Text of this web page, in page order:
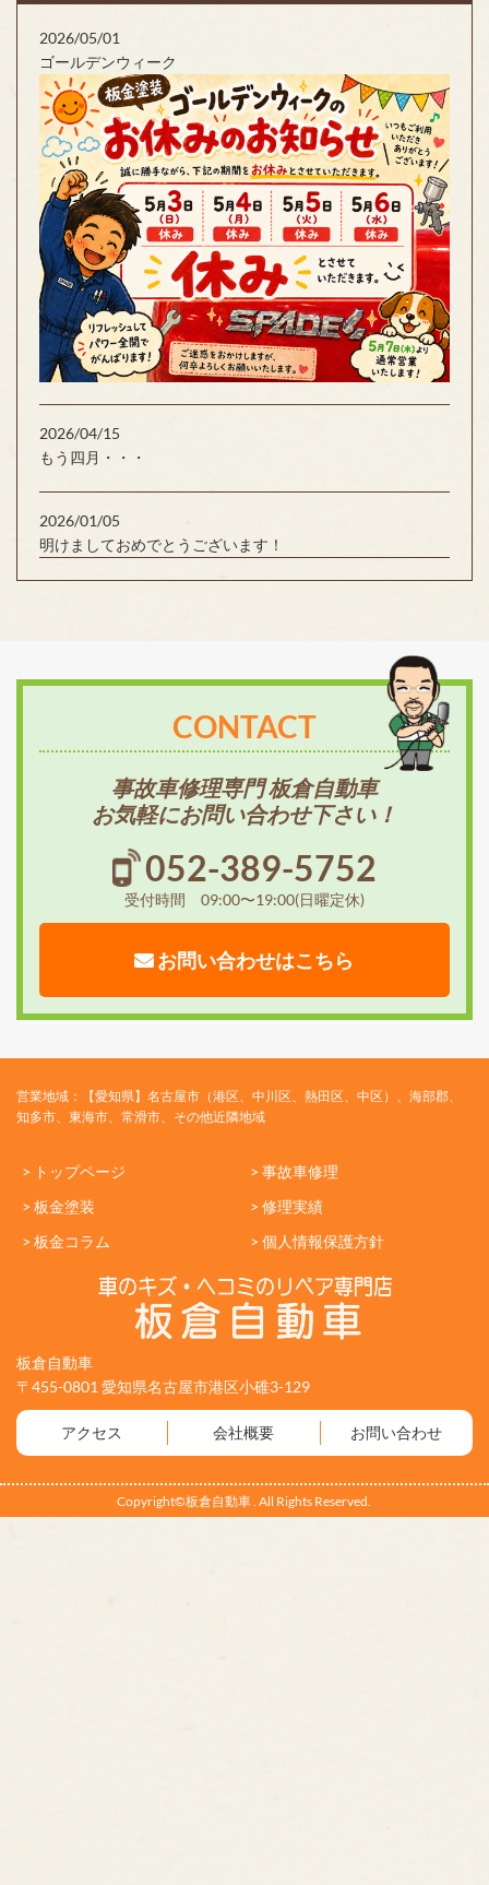
2026/05/01
ゴールデンウィーク
2026/04/15
もう四月・・・
2026/01/05
明けましておめでとうございます！
CONTACT
事故車修理専門 板倉自動車
お気軽にお問い合わせ下さい！
052-389-5752
受付時間 09:00〜19:00(日曜定休)
お問い合わせはこちら
営業地域：【愛知県】名古屋市（港区、中川区、熱田区、中区）、海部郡、
知多市、東海市、常滑市、その他近隣地域
> トップページ
> 事故車修理
> 板金塗装
> 修理実績
> 板金コラム
> 個人情報保護方針
板倉自動車
〒455-0801 愛知県名古屋市港区小碓3-129
アクセス 会社概要 お問い合わせ
Copyright©板倉自動車 . All Rights Reserved.